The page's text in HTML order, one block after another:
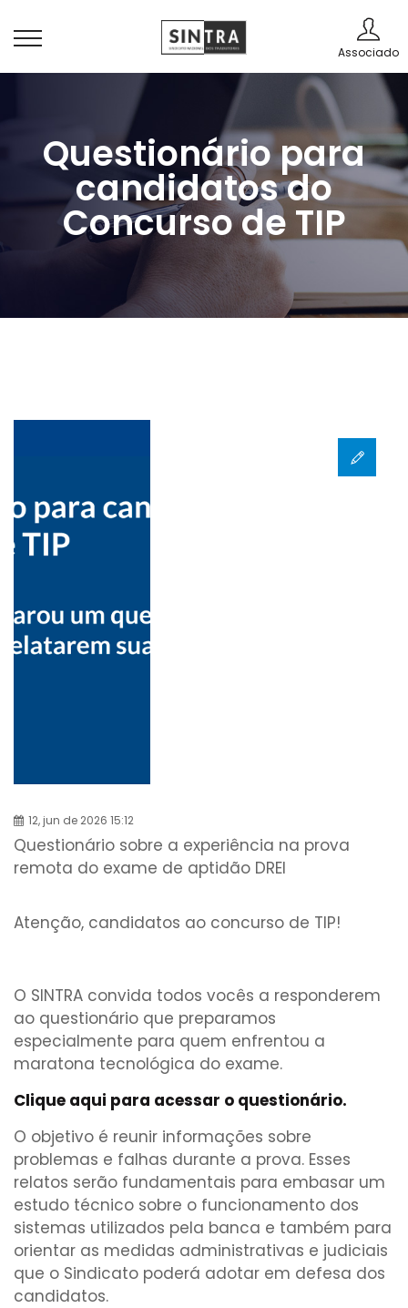
Associado
Questionário para
candidatos do
Concurso de TIP
12, jun de 2026 15:12
Questionário sobre a experiência na prova
remota do exame de aptidão DREI
Atenção, candidatos ao concurso de TIP!
O SINTRA convida todos vocês a responderem
ao questionário que preparamos
especialmente para quem enfrentou a
maratona tecnológica do exame.
Clique aqui para acessar o questionário.
O objetivo é reunir informações sobre
problemas e falhas durante a prova. Esses
relatos serão fundamentais para embasar um
estudo técnico sobre o funcionamento dos
sistemas utilizados pela banca e também para
orientar as medidas administrativas e judiciais
que o Sindicato poderá adotar em defesa dos
candidatos.